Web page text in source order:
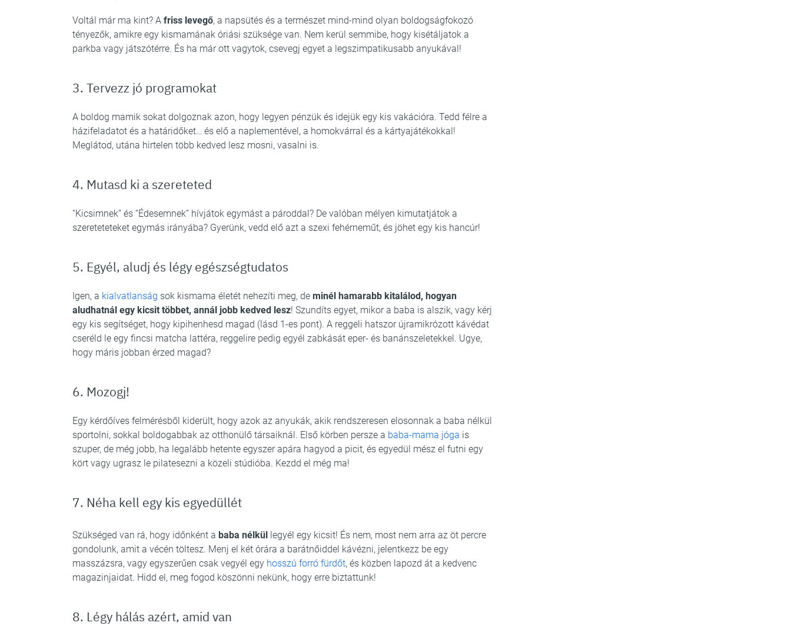
Voltál már ma kint? A friss levegő, a napsütés és a természet mind-mind olyan boldogságfokozó
tényezők, amikre egy kismamának óriási szüksége van. Nem kerül semmibe, hogy kisétáljatok a
parkba vagy játszótérre. És ha már ott vagytok, csevegj egyet a legszimpatikusabb anyukával!
3. Tervezz jó programokat
A boldog mamik sokat dolgoznak azon, hogy legyen pénzük és idejük egy kis vakációra. Tedd félre a
házifeladatot és a határidőket… és elő a naplementével, a homokvárral és a kártyajátékokkal!
Meglátod, utána hirtelen több kedved lesz mosni, vasalni is.
4. Mutasd ki a szereteted
“Kicsimnek” és “Édesemnek” hívjátok egymást a pároddal? De valóban mélyen kimutatjátok a
szereteteteket egymás irányába? Gyerünk, vedd elő azt a szexi fehérneműt, és jöhet egy kis hancúr!
5. Egyél, aludj és légy egészségtudatos
Igen, a kialvatlanság sok kismama életét nehezíti meg, de minél hamarabb kitalálod, hogyan
aludhatnál egy kicsit többet, annál jobb kedved lesz! Szundíts egyet, mikor a baba is alszik, vagy kérj
egy kis segítséget, hogy kipihenhesd magad (lásd 1-es pont). A reggeli hatszor újramikrózott kávédat
cseréld le egy fincsi matcha lattéra, reggelire pedig egyél zabkását eper- és banánszeletekkel. Ugye,
hogy máris jobban érzed magad?
6. Mozogj!
Egy kérdőíves felmérésből kiderült, hogy azok az anyukák, akik rendszeresen elosonnak a baba nélkül
sportolni, sokkal boldogabbak az otthonülő társaiknál. Első körben persze a baba-mama jóga is
szuper, de még jobb, ha legalább hetente egyszer apára hagyod a picit, és egyedül mész el futni egy
kört vagy ugrasz le pilatesezni a közeli stúdióba. Kezdd el még ma!
7. Néha kell egy kis egyedüllét
Szükséged van rá, hogy időnként a baba nélkül legyél egy kicsit! És nem, most nem arra az öt percre
gondolunk, amit a vécén töltesz. Menj el két órára a barátnőiddel kávézni, jelentkezz be egy
masszázsra, vagy egyszerűen csak vegyél egy hosszú forró fürdőt, és közben lapozd át a kedvenc
magazinjaidat. Hidd el, meg fogod köszönni nekünk, hogy erre biztattunk!
8. Légy hálás azért, amid van